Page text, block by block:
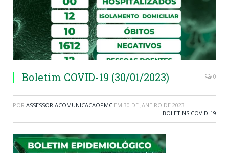
Boletim COVID-19 (30/01/2023) 0
POR ASSESSORIACOMUNICACAOPMC EM 30 DE JANEIRO DE 2023
BOLETINS COVID-19